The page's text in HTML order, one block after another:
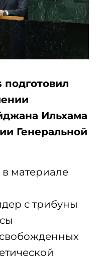
подготовил
Ильхама
Генеральной
материале
с трибуны